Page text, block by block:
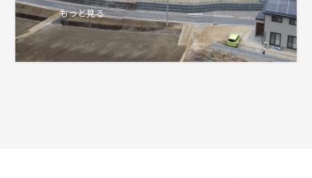
もっと見る